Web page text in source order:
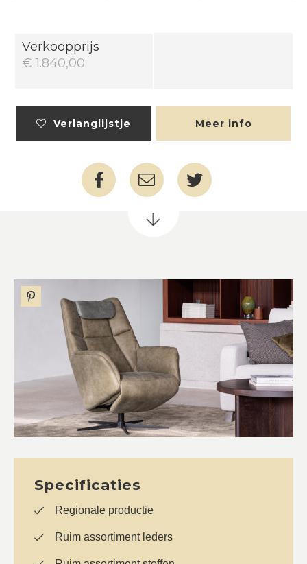
Verkoopprijs
€ 1.840,00
Verlanglijstje Meer info
Specificaties
Regionale productie
Ruim assortiment leders